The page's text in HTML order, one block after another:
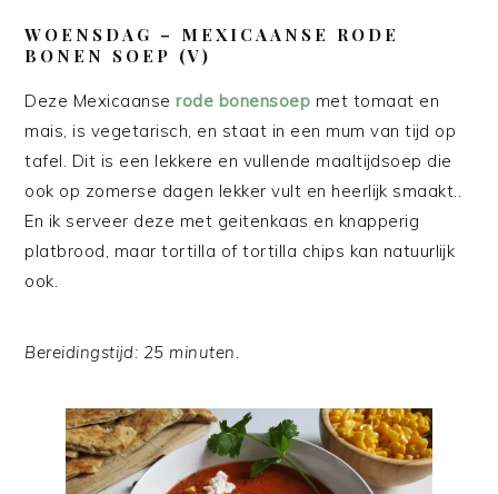
WOENSDAG – MEXICAANSE RODE
BONEN SOEP (V)
Deze Mexicaanserode bonensoep met tomaat en
mais, is vegetarisch, en staat in een mum van tijd op
tafel. Dit is een lekkere en vullende maaltijdsoep die
ook op zomerse dagen lekker vult en heerlijk smaakt..
En ik serveer deze met geitenkaas en knapperig
platbrood, maar tortilla of tortilla chips kan natuurlijk
ook.
Bereidingstijd: 25 minuten.